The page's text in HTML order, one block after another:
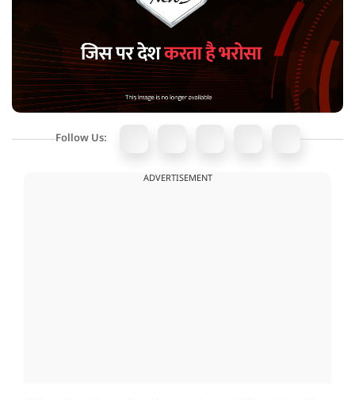
Follow Us:
ADVERTISEMENT